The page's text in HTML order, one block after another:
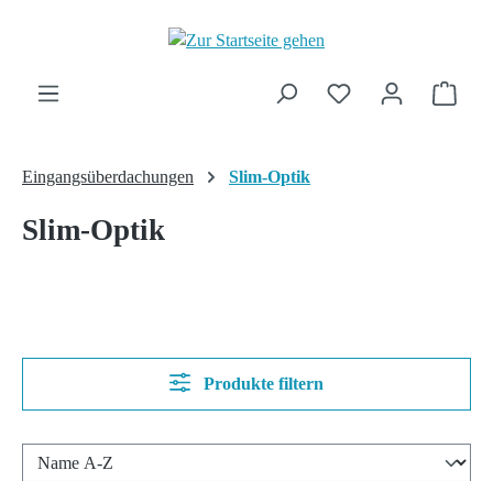
Zum Hauptinhalt springen
Eingangsüberdachungen Slim-Optik
Slim-Optik
Produkte filtern